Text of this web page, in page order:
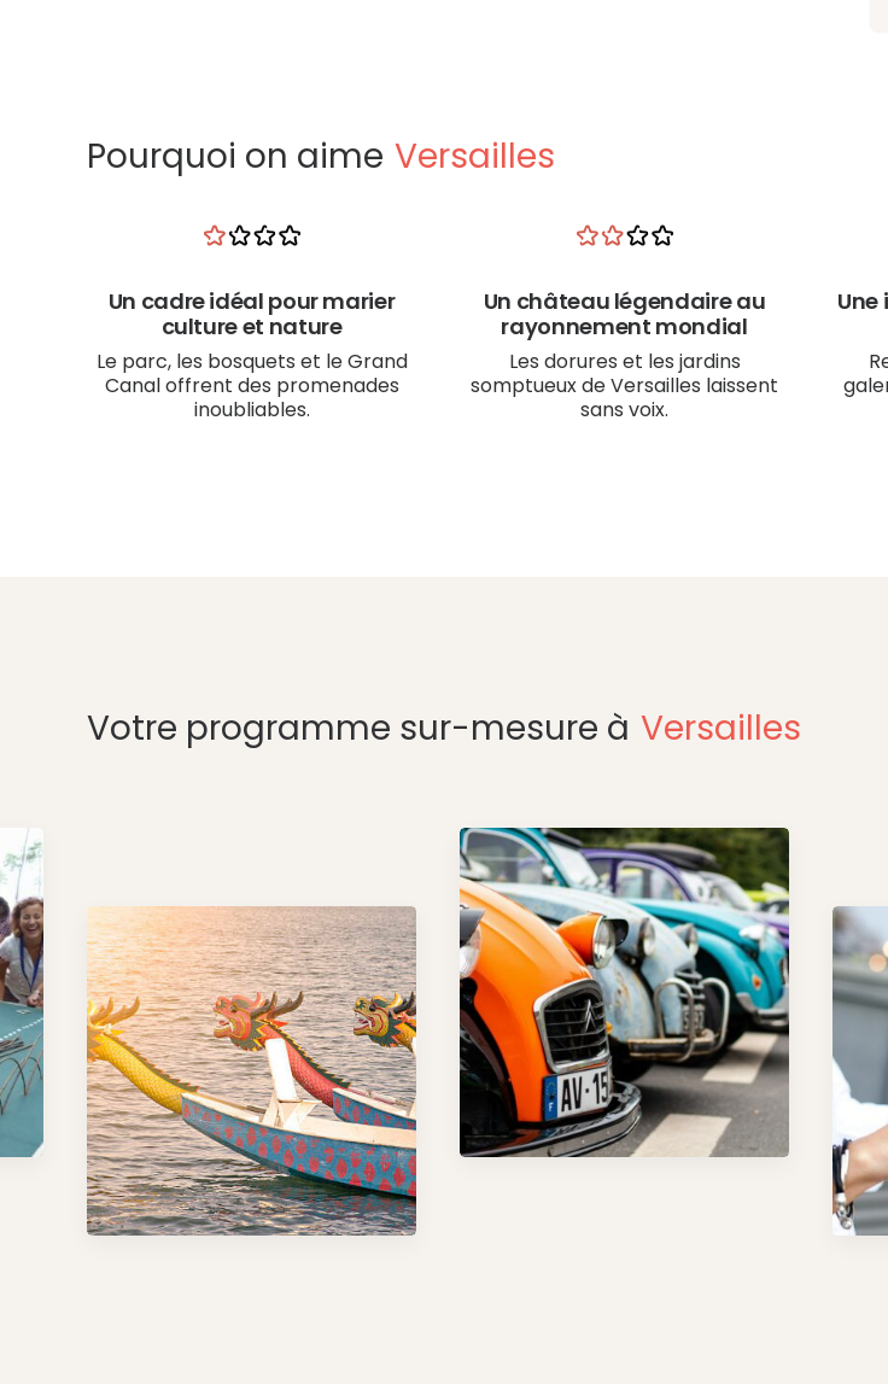
Pourquoi on aime Versailles
Un cadre idéal pour marier
culture et nature
Le parc, les bosquets et le Grand
Canal offrent des promenades
inoubliables.
Un château légendaire au
rayonnement mondial
Les dorures et les jardins
somptueux de Versailles laissent
sans voix.
Une
Votre programme sur-mesure à Versailles